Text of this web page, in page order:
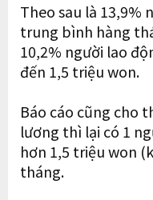
Theo sau là 13,9%
trung bình hàng
10,2% người lao
đến 1,5 triệu won.
Báo cáo cũng cho
lương thì lại có 1
hơn 1,5 triệu won
tháng.